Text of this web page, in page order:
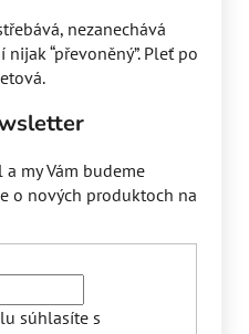
nezanechává
“převoněný”. Pleť po
my Vám budeme
o nových produktoch na
súhlasíte s